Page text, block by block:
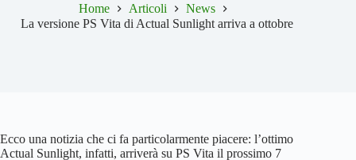
Home Articoli
News
La versione PS Vita di Actual Sunlight arriva a ottobre
Ecco una notizia che ci fa particolarmente piacere: l’ottimo
Actual Sunlight, infatti, arriverà su PS Vita il prossimo 7